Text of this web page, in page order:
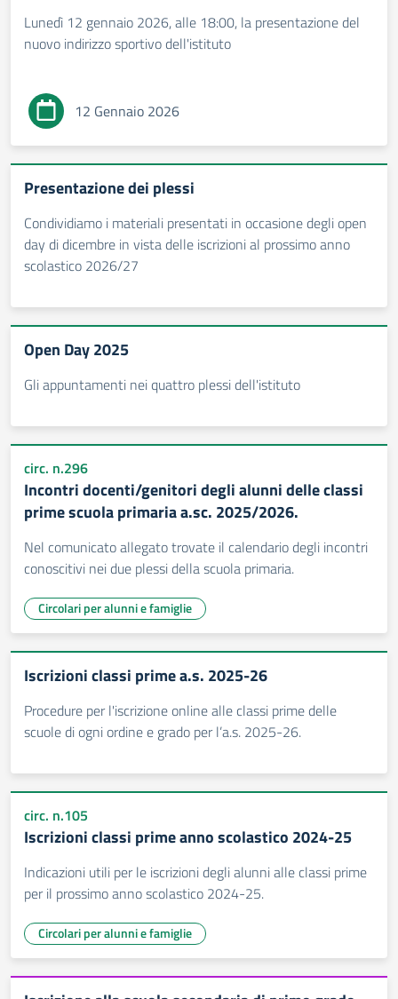
Lunedì 12 gennaio 2026, alle 18:00, la presentazione del
nuovo indirizzo sportivo dell'istituto
12 Gennaio 2026
Presentazione dei plessi
Condividiamo i materiali presentati in occasione degli open
day di dicembre in vista delle iscrizioni al prossimo anno
scolastico 2026/27
Open Day 2025
Gli appuntamenti nei quattro plessi dell'istituto
circ. n.296
Incontri docenti/genitori degli alunni delle classi
prime scuola primaria a.sc. 2025/2026.
Nel comunicato allegato trovate il calendario degli incontri
conoscitivi nei due plessi della scuola primaria.
Circolari per alunni e famiglie
Iscrizioni classi prime a.s. 2025-26
Procedure per l'iscrizione online alle classi prime delle
scuole di ogni ordine e grado per l’a.s. 2025-26.
circ. n.105
Iscrizioni classi prime anno scolastico 2024-25
Indicazioni utili per le iscrizioni degli alunni alle classi prime
per il prossimo anno scolastico 2024-25.
Circolari per alunni e famiglie